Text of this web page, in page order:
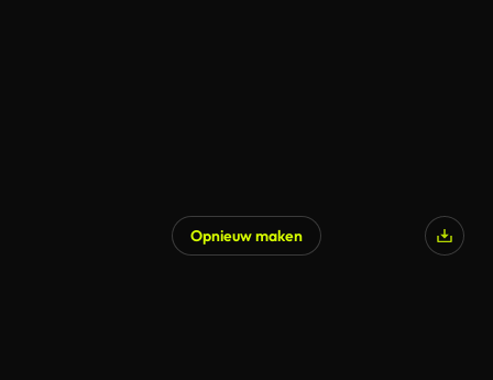
Opnieuw maken